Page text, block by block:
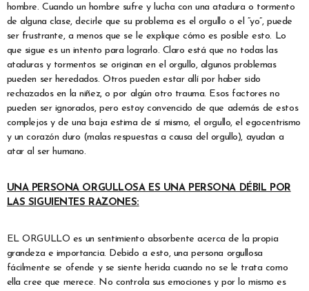
hombre. Cuando un hombre sufre y lucha con una atadura o tormento
de alguna clase, decirle que su problema es el orgullo o el “yo”, puede
ser frustrante, a menos que se le explique cómo es posible esto. Lo
que sigue es un intento para lograrlo. Claro está que no todas las
ataduras y tormentos se originan en el orgullo, algunos problemas
pueden ser heredados. Otros pueden estar allí por haber sido
rechazados en la niñez, o por algún otro trauma. Esos factores no
pueden ser ignorados, pero estoy convencido de que además de estos
complejos y de una baja estima de sí mismo, el orgullo, el egocentrismo
y un corazón duro (malas respuestas a causa del orgullo), ayudan a
atar al ser humano.
UNA PERSONA ORGULLOSA ES UNA PERSONA DÉBIL POR
LAS SIGUIENTES RAZONES:
EL ORGULLO es un sentimiento absorbente acerca de la propia
grandeza e importancia. Debido a esto, una persona orgullosa
fácilmente se ofende y se siente herida cuando no se le trata como
ella cree que merece. No controla sus emociones y por lo mismo es